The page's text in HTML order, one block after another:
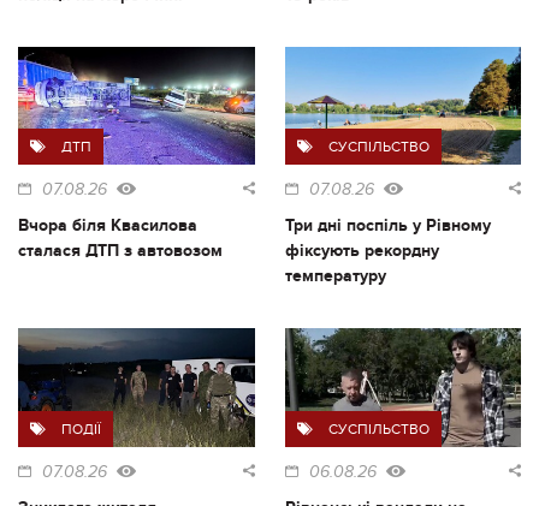
ДТП
07.08.26
Вчора біля Квасилова
сталася ДТП з автовозом
СУСПІЛЬСТВО
07.08.26
Три дні поспіль у Рівному
фіксують рекордну
температуру
ПОДІЇ
07.08.26
СУСПІЛЬСТВО
06.08.26